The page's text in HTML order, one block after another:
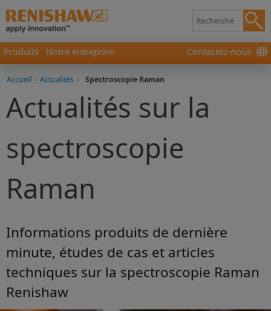
Produits Notre entreprise Contactez-nous
Accueil - Actualités - Spectroscopie Raman
Actualités sur la
spectroscopie
Raman
Informations produits de dernière
minute, études de cas et articles
techniques sur la spectroscopie Raman
Renishaw